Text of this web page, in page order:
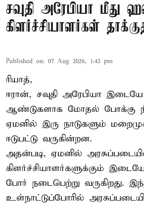
சவுதி அரேபியா மீது
கிளர்ச்சியாளர்கள்
Published on: 07 Aug 2026, 1:42 pm
ரியாத்,
ஈரான், சவுதி அரேபியா
ஆண்டுகளாக மோதல் போக்கு
ஏமனில் இரு நாடுகளும்
ஈடுபட்டு வருகின்றன.
அதன்படி, ஏமனில்
கிளர்ச்சியாளர்களுக்கும்
போர் நடைபெற்று வருகிறது.
உள்நாட்டுப்போரில்